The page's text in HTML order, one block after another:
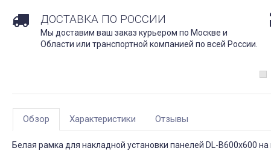
ДОСТАВКА ПО РОССИИ
Мы доставим ваш заказ курьером по Москве и
Области или транспортной компанией по всей России.
Обзор Характеристики Отзывы
Белая рамка для накладной установки панелей DL-B600х600